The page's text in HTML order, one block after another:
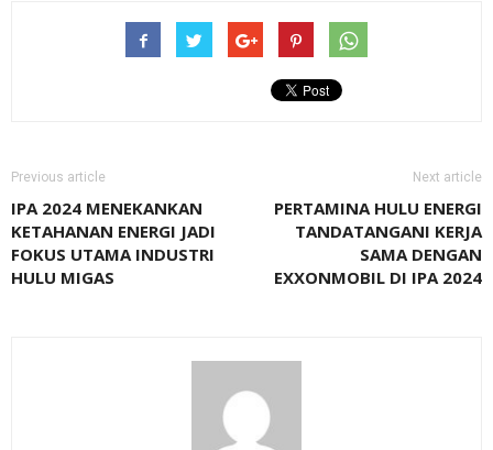
Previous article
IPA 2024 MENEKANKAN
KETAHANAN ENERGI JADI
FOKUS UTAMA INDUSTRI
HULU MIGAS
Next article
PERTAMINA HULU ENERGI
TANDATANGANI KERJA
SAMA DENGAN
EXXONMOBIL DI IPA 2024